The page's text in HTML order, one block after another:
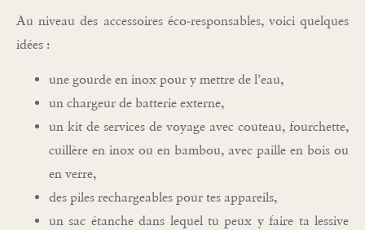
Au niveau des accessoires éco-responsables, voici quelques
idées :
une gourde en inox pour y mettre de l’eau,
un chargeur de batterie externe,
un kit de services de voyage avec couteau, fourchette,
cuillère en inox ou en bambou, avec paille en bois ou
en verre,
des piles rechargeables pour tes appareils,
un sac étanche dans lequel tu peux y faire ta lessive